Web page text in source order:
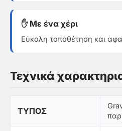
✋ Με ένα χέρι
Εύκολη τοποθέτηση και
Τεχνικά
ΤΎΠΟΣ